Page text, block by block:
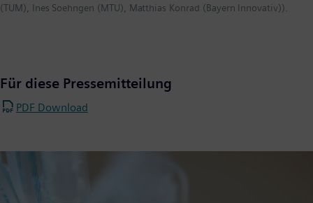
(TUM), Ines Soehngen (MTU), Matthias Konrad (Bayern Innovativ)).
Für diese Pressemitteilung
PDF Download